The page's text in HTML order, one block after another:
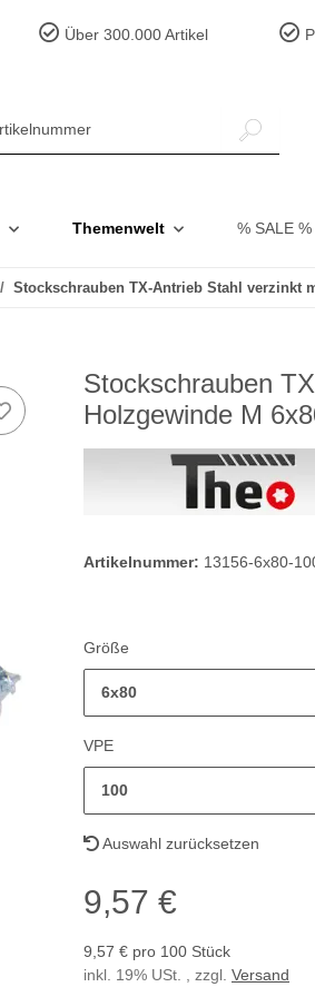
Über 300.000 Artikel
Themenwelt % SALE %
Stockschrauben TX-Antrieb Stahl verzinkt
Stockschrauben
Holzgewinde M
Artikelnummer: 13156-6x80-
Größe
6x80
VPE
100
Auswahl zurücksetzen
9,57 €
9,57 € pro 100 Stück
inkl. 19% USt. , zzgl. Versand